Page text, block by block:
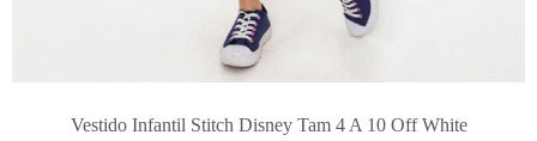
Vestido Infantil Stitch Disney Tam 4 A 10 Off White